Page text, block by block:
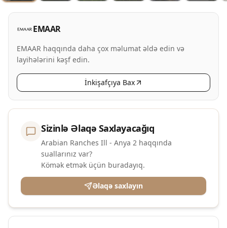
EMAAR
EMAAR haqqında daha çox məlumat əldə edin və
layihələrini kəşf edin.
İnkişafçıya Bax
Sizinlə Əlaqə Saxlayacağıq
Arabian Ranches Ill - Anya 2 haqqında
suallarınız var?
Kömək etmək üçün buradayıq.
Əlaqə saxlayın